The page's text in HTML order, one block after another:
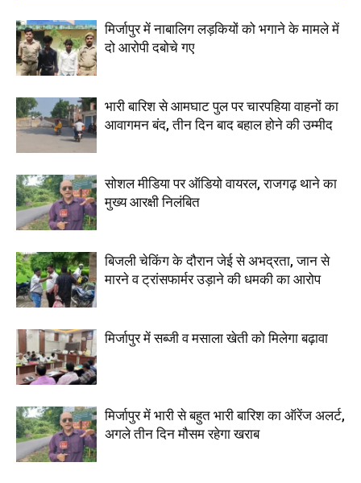
मिर्जापुर में नाबालिग लड़कियों को भगाने के मामले में
दो आरोपी दबोचे गए
भारी बारिश से आमघाट पुल पर चारपहिया वाहनों का
आवागमन बंद, तीन दिन बाद बहाल होने की उम्मीद
सोशल मीडिया पर ऑडियो वायरल, राजगढ़ थाने का
मुख्य आरक्षी निलंबित
बिजली चेकिंग के दौरान जेई से अभद्रता, जान से
मारने व ट्रांसफार्मर उड़ाने की धमकी का आरोप
मिर्जापुर में सब्जी व मसाला खेती को मिलेगा बढ़ावा
मिर्जापुर में भारी से बहुत भारी बारिश का ऑरेंज अलर्ट,
अगले तीन दिन मौसम रहेगा खराब